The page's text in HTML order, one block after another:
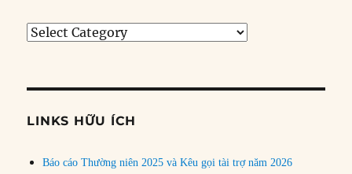
Tìm
đề
LINKS HỮU ÍCH
Báo cáo Thường niên 2025 và Kêu gọi tài trợ năm 2026